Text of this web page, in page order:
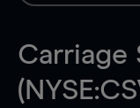
Carriage